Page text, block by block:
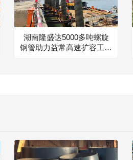
湖南隆盛达5000多吨螺旋
钢管助力益常高速扩容工程